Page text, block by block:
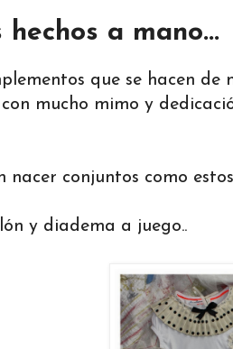
hechos a mano...
que se hacen de
mucho mimo y
nacer conjuntos como
y diadema a juego..